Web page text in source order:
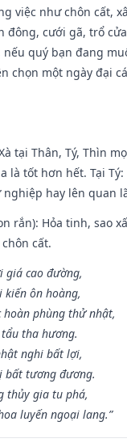
việc như chôn cất,
đông, cưới gã, trổ
nếu quý bạn đang
chọn một ngày đại
tại Thân, Tý, Thìn
là tốt hơn hết. Tại
nghiệp hay lên quan
rắn): Hỏa tinh, sao
cất.
giá cao đường,
kiến ôn hoàng,
phùng thử nhật,
tha hương.
nghi bất lợi,
bất tương đương.
thủy gia tu phá,
luyến ngoại lang.”